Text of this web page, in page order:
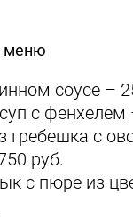
меню
соусе –
с фенхелем
гребешка с
руб.
с пюре из